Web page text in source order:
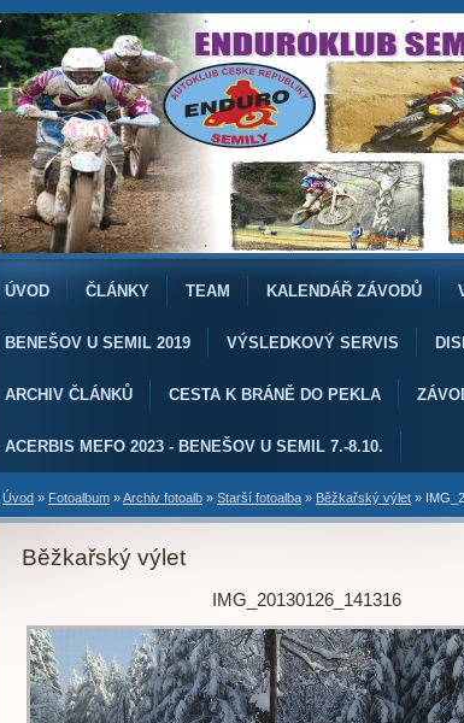
ÚVOD ČLÁNKY TEAM KALENDÁŘ ZÁVODŮ
BENEŠOV U SEMIL 2019 VÝSLEDKOVÝ SERVIS
ARCHIV ČLÁNKŮ CESTA K BRÁNĚ DO PEKLA
ACERBIS MEFO 2023 - BENEŠOV U SEMIL 7.-8.10.
Úvod » Fotoalbum »Archiv fotoalb » Starší fotoalba » Běžkařský výlet »
Běžkařský výlet
IMG_20130126_141316